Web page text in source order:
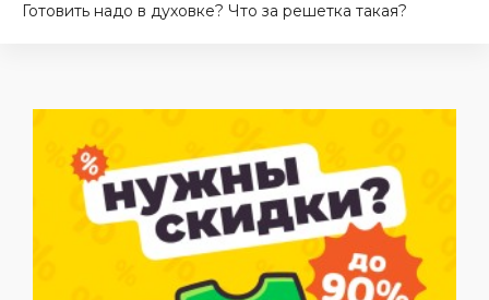
Готовить надо в духовке? Что за решетка такая?